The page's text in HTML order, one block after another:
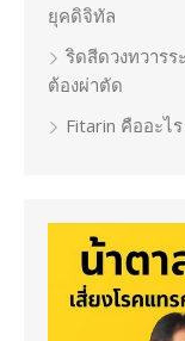
ยุคดิจิทัล
ริดสีดวงทวารร
ต้องผ่าตัด
Fitarin คืออะไ